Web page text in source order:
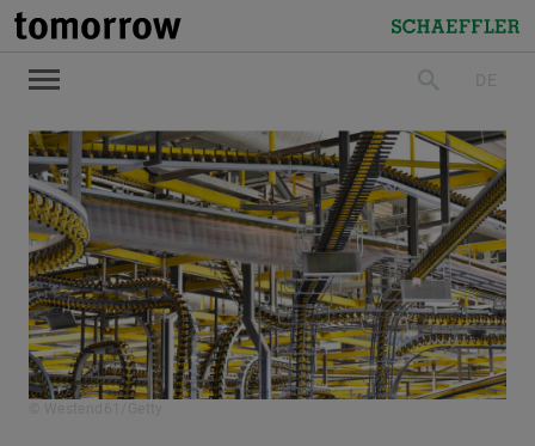
tomorrow
Schaeffler
suchenDE